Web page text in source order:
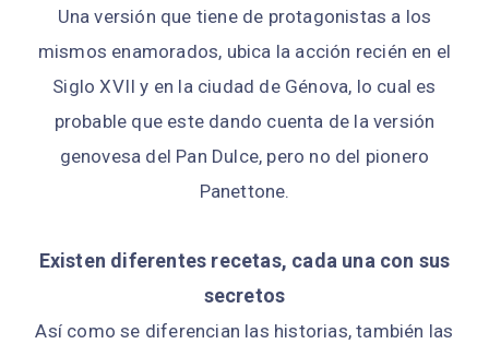
Una versión que tiene de protagonistas a los
mismos enamorados, ubica la acción recién en el
Siglo XVII y en la ciudad de Génova, lo cual es
probable que este dando cuenta de la versión
genovesa del Pan Dulce, pero no del pionero
Panettone.
Existen diferentes recetas, cada una con sus
secretos
Así como se diferencian las historias, también las